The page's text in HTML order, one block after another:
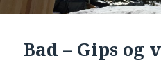
Bad – Gips